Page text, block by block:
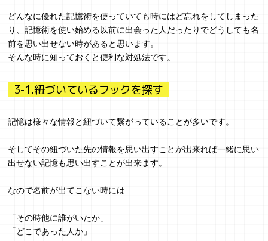
どんなに優れた記憶術を使っていても時にはど忘れをしてしまった
り、記憶術を使い始める以前に出会った人だったりでどうしても名
前を思い出せない時があると思います。
そんな時に知っておくと便利な対処法です。
3-1.紐づいているフックを探す
記憶は様々な情報と紐づいて繋がっていることが多いです。
そしてその紐づいた先の情報を思い出すことが出来れば一緒に思い
出せない記憶も思い出すことが出来ます。
なので名前が出てこない時には
「その時他に誰がいたか」
「どこであった人か」